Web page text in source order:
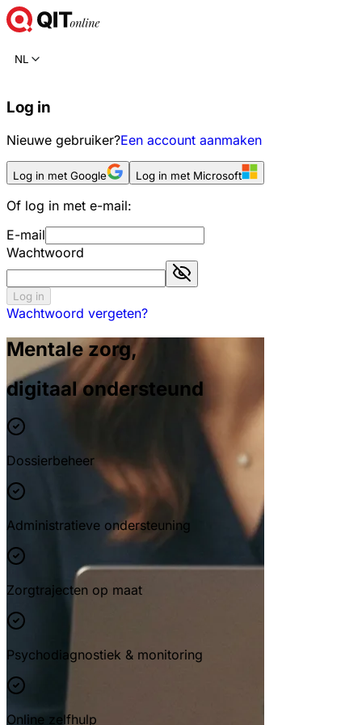
NL
Log in
Nieuwe gebruiker?Een account aanmaken
Log in met Google Log in met Microsoft
Of log in met e-mail:
E-mail
Wachtwoord
Log in
Wachtwoord vergeten?
Mentale zorg,
digitaal ondersteund
Dossierbeheer
Administratieve ondersteuning
Zorgtrajecten op maat
Psychodiagnostiek & monitoring
Online zelfhulp